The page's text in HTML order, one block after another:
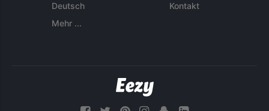
Deutsch
Mehr ...
Kontakt